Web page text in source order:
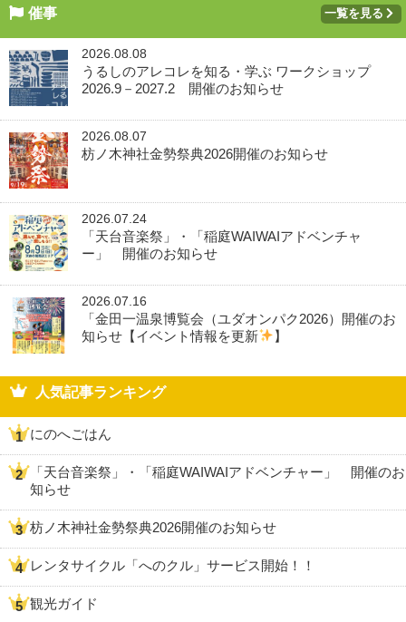
催事 一覧を見る
2026.08.08
うるしのアレコレを知る・学ぶ ワークショップ
2026.9－2027.2 開催のお知らせ
2026.08.07
枋ノ木神社金勢祭典2026開催のお知らせ
2026.07.24
「天台音楽祭」・「稲庭WAIWAIアドベンチャ
ー」 開催のお知らせ
2026.07.16
「金田一温泉博覧会（ユダオンパク2026）開催のお
知らせ【イベント情報を更新
】
人気記事ランキング
にのへごはん
「天台音楽祭」・「稲庭WAIWAIアドベンチャー」 開催のお
知らせ
枋ノ木神社金勢祭典2026開催のお知らせ
レンタサイクル「へのクル」サービス開始！！
観光ガイド